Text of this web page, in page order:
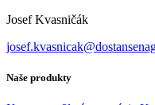
Josef Kvasničák
Naše produkty